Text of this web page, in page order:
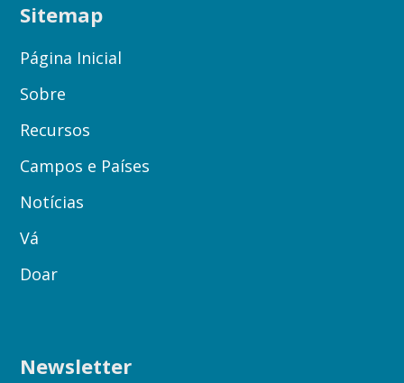
Sitemap
Página Inicial
Sobre
Recursos
Campos e Países
Notícias
Vá
Doar
Newsletter